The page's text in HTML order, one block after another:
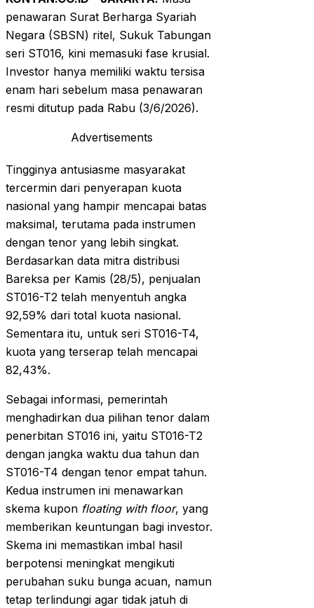
penawaran Surat Berharga Syariah
Negara (SBSN) ritel, Sukuk Tabungan
seri ST016, kini memasuki fase krusial.
Investor hanya memiliki waktu tersisa
enam hari sebelum masa penawaran
resmi ditutup pada Rabu (3/6/2026).
Advertisements
Tingginya antusiasme masyarakat
tercermin dari penyerapan kuota
nasional yang hampir mencapai batas
maksimal, terutama pada instrumen
dengan tenor yang lebih singkat.
Berdasarkan data mitra distribusi
Bareksa per Kamis (28/5), penjualan
ST016-T2 telah menyentuh angka
92,59% dari total kuota nasional.
Sementara itu, untuk seri ST016-T4,
kuota yang terserap telah mencapai
82,43%.
Sebagai informasi, pemerintah
menghadirkan dua pilihan tenor dalam
penerbitan ST016 ini, yaitu ST016-T2
dengan jangka waktu dua tahun dan
ST016-T4 dengan tenor empat tahun.
Kedua instrumen ini menawarkan
skema kupon floating with floor, yang
memberikan keuntungan bagi investor.
Skema ini memastikan imbal hasil
berpotensi meningkat mengikuti
perubahan suku bunga acuan, namun
tetap terlindungi agar tidak jatuh di